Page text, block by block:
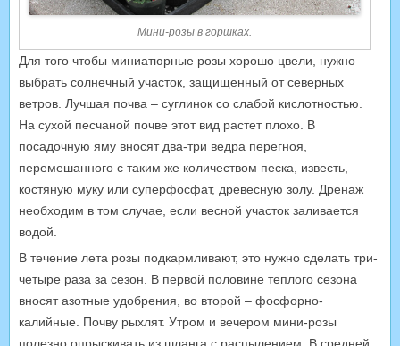
Мини-розы в горшках.
Для того чтобы миниатюрные розы хорошо цвели, нужно
выбрать солнечный участок, защищенный от северных
ветров. Лучшая почва – суглинок со слабой кислотностью.
На сухой песчаной почве этот вид растет плохо. В
посадочную яму вносят два-три ведра перегноя,
перемешанного с таким же количеством песка, известь,
костяную муку или суперфосфат, древесную золу. Дренаж
необходим в том случае, если весной участок заливается
водой.
В течение лета розы подкармливают, это нужно сделать три-
четыре раза за сезон. В первой половине теплого сезона
вносят азотные удобрения, во второй – фосфорно-
калийные. Почву рыхлят. Утром и вечером мини-розы